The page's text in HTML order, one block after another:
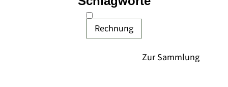
Rechnung